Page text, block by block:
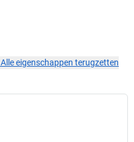
Alle eigenschappen terugzetten